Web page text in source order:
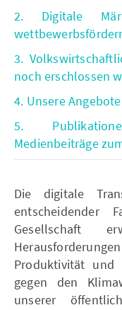
2. Digitale
3.
noch erschlossen
4. Unsere
5.
Medienbeiträge
Die digitale
Gesellschaft
Produktivität und
gegen den
unserer